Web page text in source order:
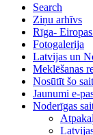
Search
Ziņu arhīvs
Rīga-
Fotogalerija
Latvijas un
Meklēšanas
Nosūtīt šo
Jaunumi e-
Noderīgas
Atpakaļ